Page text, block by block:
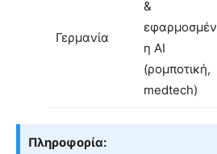
Γερμανία
&
εφαρμοσμέν
η AI
(ρομποτική,
medtech)
Πληροφορία: